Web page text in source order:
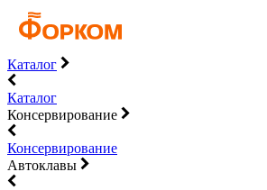
Каталог
Каталог
Консервирование
Консервирование
Автоклавы